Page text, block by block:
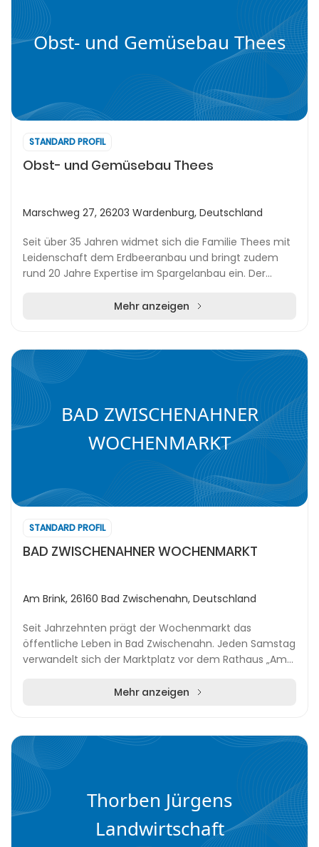
Obst- und Gemüsebau Thees
STANDARD PROFIL
Obst- und Gemüsebau Thees
Marschweg 27, 26203 Wardenburg, Deutschland
Seit über 35 Jahren widmet sich die Familie Thees mit
Leidenschaft dem Erdbeeranbau und bringt zudem
rund 20 Jahre Expertise im Spargelanbau ein. Der
Mehr anzeigen
BAD ZWISCHENAHNER
WOCHENMARKT
STANDARD PROFIL
BAD ZWISCHENAHNER WOCHENMARKT
Am Brink, 26160 Bad Zwischenahn, Deutschland
Seit Jahrzehnten prägt der Wochenmarkt das
öffentliche Leben in Bad Zwischenahn. Jeden Samstag
verwandelt sich der Marktplatz vor dem Rathaus „Am
Mehr anzeigen
Thorben Jürgens
Landwirtschaft